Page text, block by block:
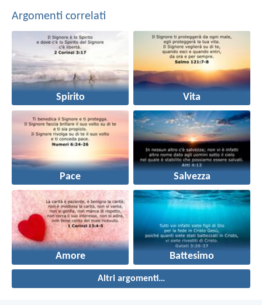
Argomenti correlati
Spirito Vita
Pace Salvezza
Amore Battesimo
Altri argomenti…